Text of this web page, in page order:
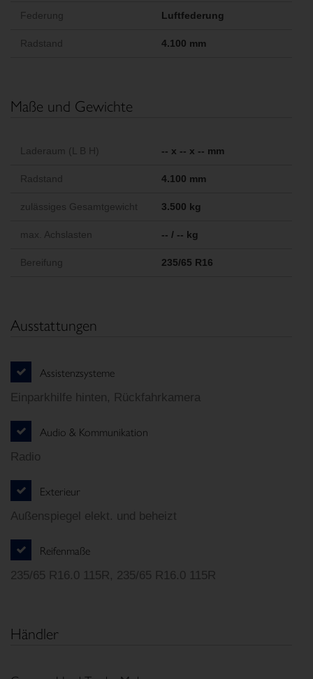
Federung Luftfederung
Radstand 4.100 mm
Maße und Gewichte
Laderaum (L B H) -- x -- x -- mm
Radstand 4.100 mm
zulässiges Gesamtgewicht 3.500 kg
max. Achslasten -- / -- kg
Bereifung 235/65 R16
Ausstattungen
Assistenzsysteme
Einparkhilfe hinten, Rückfahrkamera
Audio & Kommunikation
Radio
Exterieur
Außenspiegel elekt. und beheizt
Reifenmaße
235/65 R16.0 115R, 235/65 R16.0 115R
Händler